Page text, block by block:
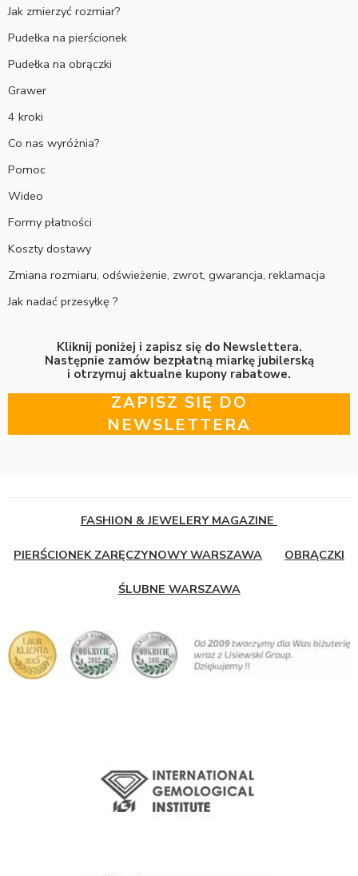
Jak zmierzyć rozmiar?
Pudełka na pierścionek
Pudełka na obrączki
Grawer
4 kroki
Co nas wyróżnia?
Pomoc
Wideo
Formy płatności
Koszty dostawy
Zmiana rozmiaru, odświeżenie, zwrot, gwarancja, reklamacja
Jak nadać przesyłkę ?
Kliknij poniżej i zapisz się do Newslettera.
Następnie zamów bezpłatną miarkę jubilerską
i otrzymuj aktualne kupony rabatowe.
ZAPISZ SIĘ DO
NEWSLETTERA
FASHION & JEWELERY MAGAZINE
PIERŚCIONEK ZARĘCZYNOWY WARSZAWA OBRĄCZKI
ŚLUBNE WARSZAWA